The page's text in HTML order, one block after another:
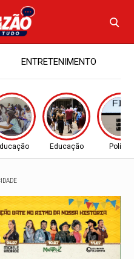
ENTRETENIMENTO
Educação Política